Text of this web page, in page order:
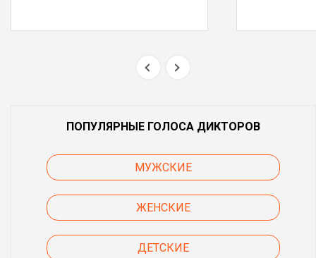
ПОПУЛЯРНЫЕ ГОЛОСА ДИКТОРОВ
МУЖСКИЕ
ЖЕНСКИЕ
ДЕТСКИЕ